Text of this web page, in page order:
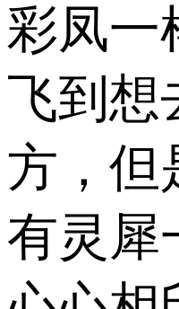
彩凤一
飞到想
方，但
有灵犀